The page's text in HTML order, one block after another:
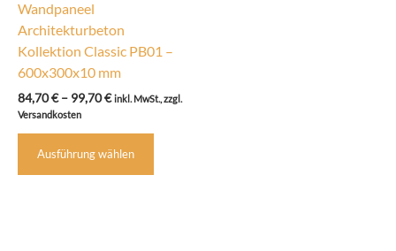
Wandpaneel
Architekturbeton
Kollektion Classic PB01 –
600x300x10 mm
84,70€ – 99,70€Preisspanne:
inkl. MwSt., zzgl.
Versandkosten
Ausführung wählen
Dieses
weist